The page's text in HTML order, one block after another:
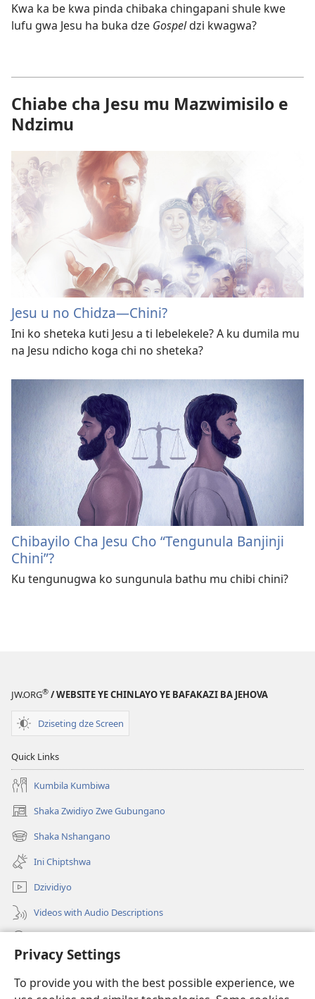
Privacy Settings
To provide you with the best possible experience, we
Kwa ka be kwa pinda chibaka chingapani shule kwe
lufu gwa Jesu ha buka dze Gospeldzi kwagwa?
Chiabe cha Jesu mu Mazwimisilo e
Ndzimu
Jesu u no Chidza—Chini?
Ini ko sheteka kuti Jesu a ti lebelekele? A ku dumila mu
na Jesu ndicho koga chi no sheteka?
Chibayilo Cha Jesu Cho “Tengunula Banjinji
Chini”?
Ku tengunugwa ko sungunula bathu mu chibi chini?
JW.ORG® / WEBSITE YE CHINLAYO YE BAFAKAZI BA JEHOVA
Dziseting dze Screen
Quick Links
Kumbila Kumbiwa
Shaka Zwidiyo Zwe Gubungano
(opens
new
window)
Shaka Nshangano
(opens
new
window)
Ini Chiptshwa
Dzividiyo
Videos with Audio Descriptions
(opens